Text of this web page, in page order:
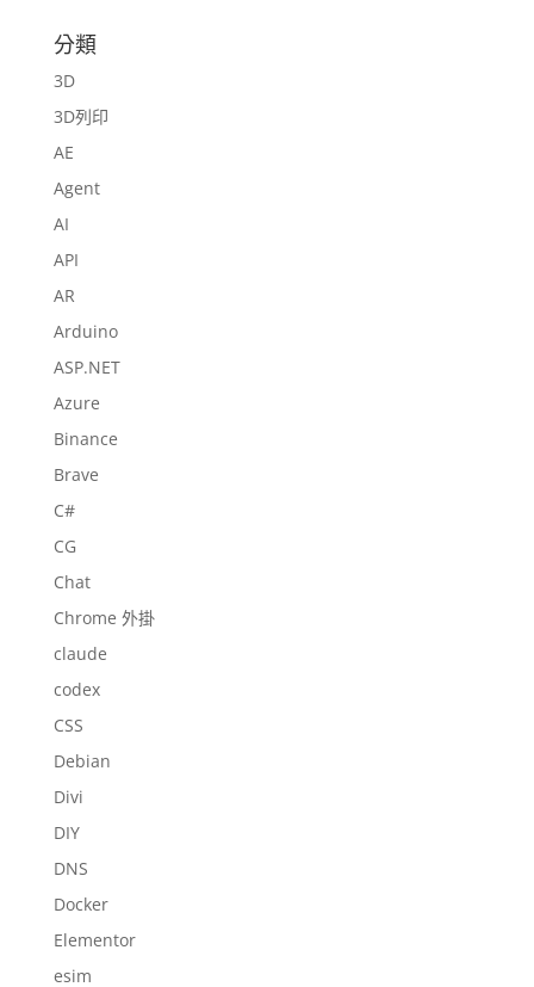
分類
3D
3D列印
AE
Agent
AI
API
AR
Arduino
ASP.NET
Azure
Binance
Brave
C#
CG
Chat
Chrome 外掛
claude
codex
CSS
Debian
Divi
DIY
DNS
Docker
Elementor
esim